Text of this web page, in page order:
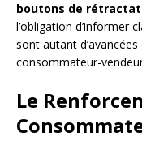
boutons de
l’obligation d’informer
sont autant
consommateur-
Le